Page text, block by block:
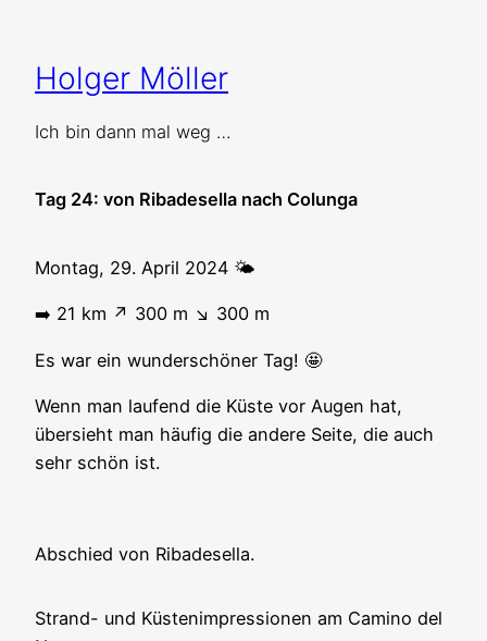
springen
Holger Möller
Ich bin dann mal weg …
Tag 24: von Ribadesella nach Colunga
Montag, 29. April 2024 🌤️
➡️ 21 km ↗️ 300 m ↘️ 300 m
Es war ein wunderschöner Tag! 🤩
Wenn man laufend die Küste vor Augen hat,
übersieht man häufig die andere Seite, die auch
sehr schön ist.
Abschied von Ribadesella.
Strand- und Küstenimpressionen am Camino del